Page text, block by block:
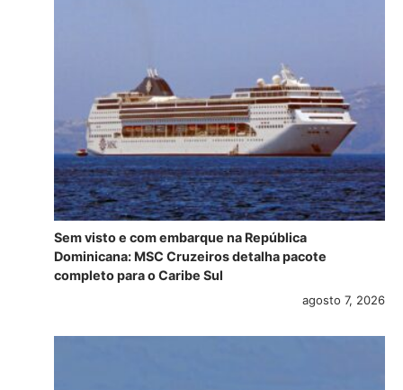
Sem visto e com embarque na República
Dominicana: MSC Cruzeiros detalha pacote
completo para o Caribe Sul
agosto 7, 2026